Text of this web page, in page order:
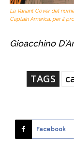
La Variant Cover del
Captain America, per il
Gioacchino
TAGS
Facebook